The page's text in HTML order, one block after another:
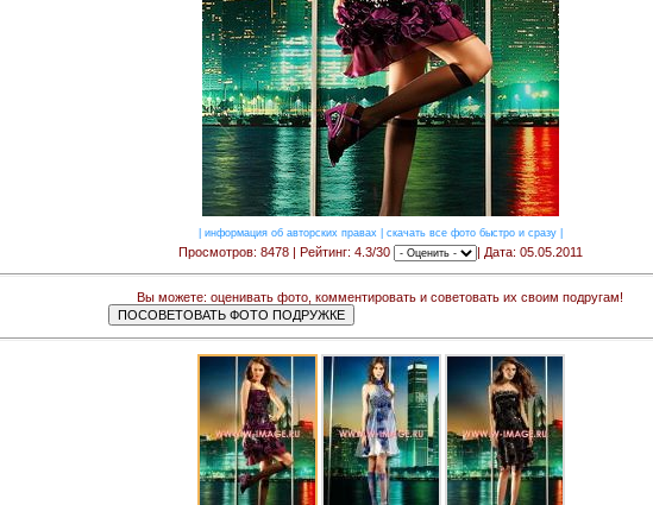
информация об авторских правах скачать все фото быстро и сразу
Просмотров: 8478 | Рейтинг: 4.3/30 | Дата: 05.05.2011
Вы можете: оценивать фото, комментировать и советовать их своим подругам!